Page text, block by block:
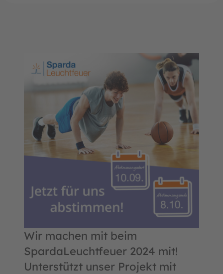
Wir machen mit beim
SpardaLeuchtfeuer 2024 mit!
Unterstützt unser Projekt mit